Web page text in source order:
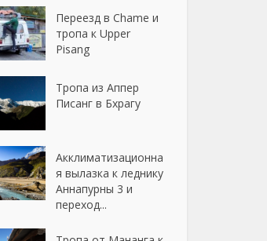
Переезд в Chame и
тропа к Upper
Pisang
Тропа из Аппер
Писанг в Бхрагу
Акклиматизационна
я вылазка к леднику
Аннапурны 3 и
переход...